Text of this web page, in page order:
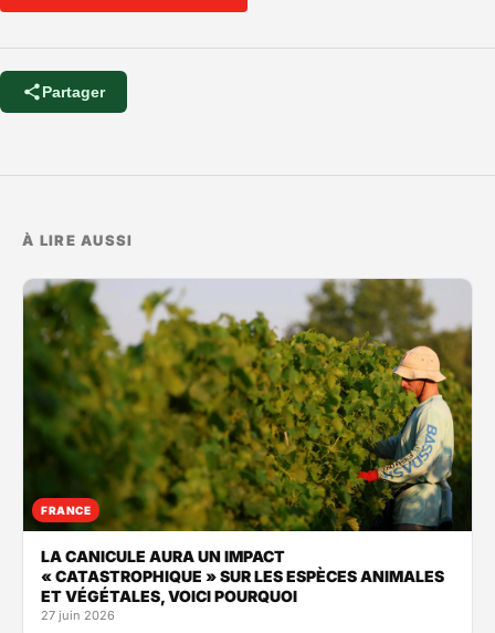
Partager
À LIRE AUSSI
FRANCE
LA CANICULE AURA UN IMPACT
« CATASTROPHIQUE » SUR LES ESPÈCES ANIMALES
ET VÉGÉTALES, VOICI POURQUOI
27 juin 2026